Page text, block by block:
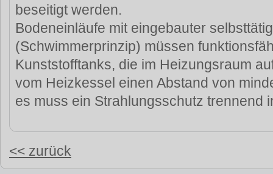
beseitigt werden.
Bodeneinläufe mit eingebauter
(Schwimmerprinzip) müssen
Kunststofftanks, die im Heizungsraum
vom Heizkessel einen Abstand von
es muss ein Strahlungsschutz trennend
<< zurück